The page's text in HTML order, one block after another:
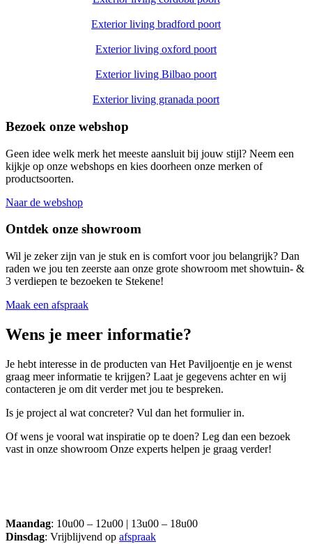
Exterior living bradford poort
Exterior living oxford poort
Exterior living Bilbao poort
Exterior living granada poort
Bezoek onze webshop
Geen idee welk merk het meeste aansluit bij jouw stijl? Neem een
kijkje op onze webshops en kies doorheen onze merken of
productsoorten.
Naar de webshop
Ontdek onze showroom
Wil je zeker zijn van je stuk en is comfort voor jou belangrijk? Dan
raden we jou ten zeerste aan onze grote showroom met showtuin- &
3 verdiepen te bezoeken te Stekene!
Maak een afspraak
Wens je meer informatie?
Je hebt interesse in de producten van Het Paviljoentje en je wenst
graag meer informatie te krijgen? Laat je gegevens achter en wij
contacteren je om dit verder met jou te bespreken.
Is je project al wat concreter? Vul dan het formulier in.
Of wens je vooral wat inspiratie op te doen? Leg dan een bezoek
vast in onze showroom Onze experts helpen je graag verder!
Maandag: 10u00 – 12u00 | 13u00 – 18u00
Dinsdag: Vrijblijvend op afspraak